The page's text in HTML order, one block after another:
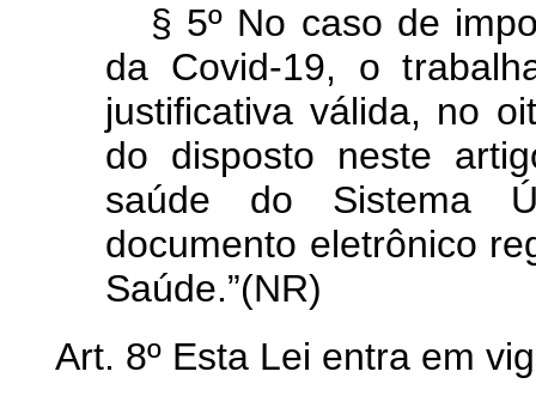
§ 5º No caso de
da Covid-19, o
justificativa válida, no
do disposto neste
saúde do Sistema
documento eletrônico
Saúde.”(NR)
Art. 8º Esta Lei entra em